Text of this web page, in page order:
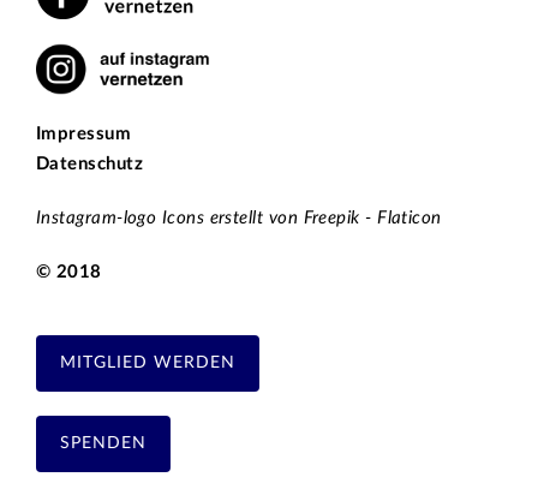
Impressum
Datenschutz
Instagram-logo Icons erstellt von Freepik - Flaticon
© 2018
MITGLIED WERDEN
SPENDEN